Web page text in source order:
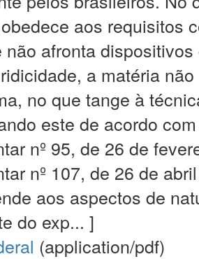
aos requisitos
não afronta
a matéria
no que tange à
este de acordo
nº 95, de 26 de
nº 107, de 26 de
aos aspectos de
do exp... ]
(application/pdf)